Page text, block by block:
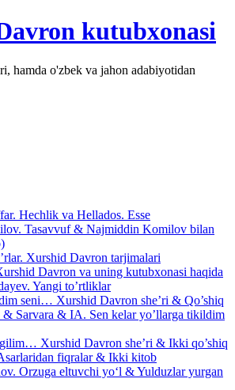
hamda o'zbek va jahon adabiyotidan
Hechlik va Hellados. Esse
Tasavvuf & Najmiddin Komilov bilan
Xurshid Davron tarjimalari
Davron va uning kutubxonasi haqida
Yangi to’rtliklar
seni… Xurshid Davron she’ri & Qo’shiq
Sarvara & IA. Sen kelar yo’llarga tikildim
Xurshid Davron she’ri & Ikki qo’shiq
fiqralar & Ikki kitob
Orzuga eltuvchi yo‘l & Yulduzlar yurgan